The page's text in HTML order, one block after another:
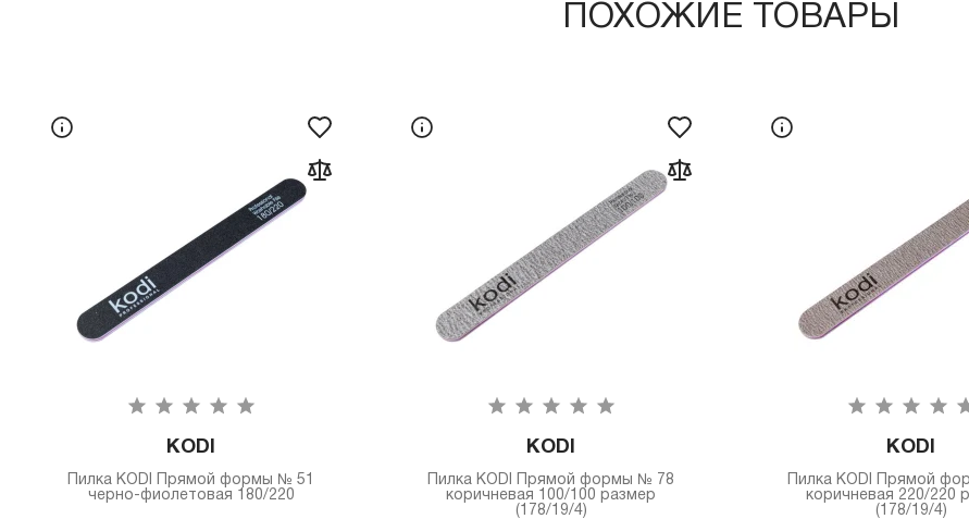
ПОХОЖИЕ ТОВАРЫ
KODI
Пилка КODI Прямой формы № 51
черно-фиолетовая 180/220
KODI
Пилка КODI Прямой формы № 78
коричневая 100/100 размер
(178/19/4)
KODI
Пилка КODI Прямой
коричневая 220/220
(178/19/4)